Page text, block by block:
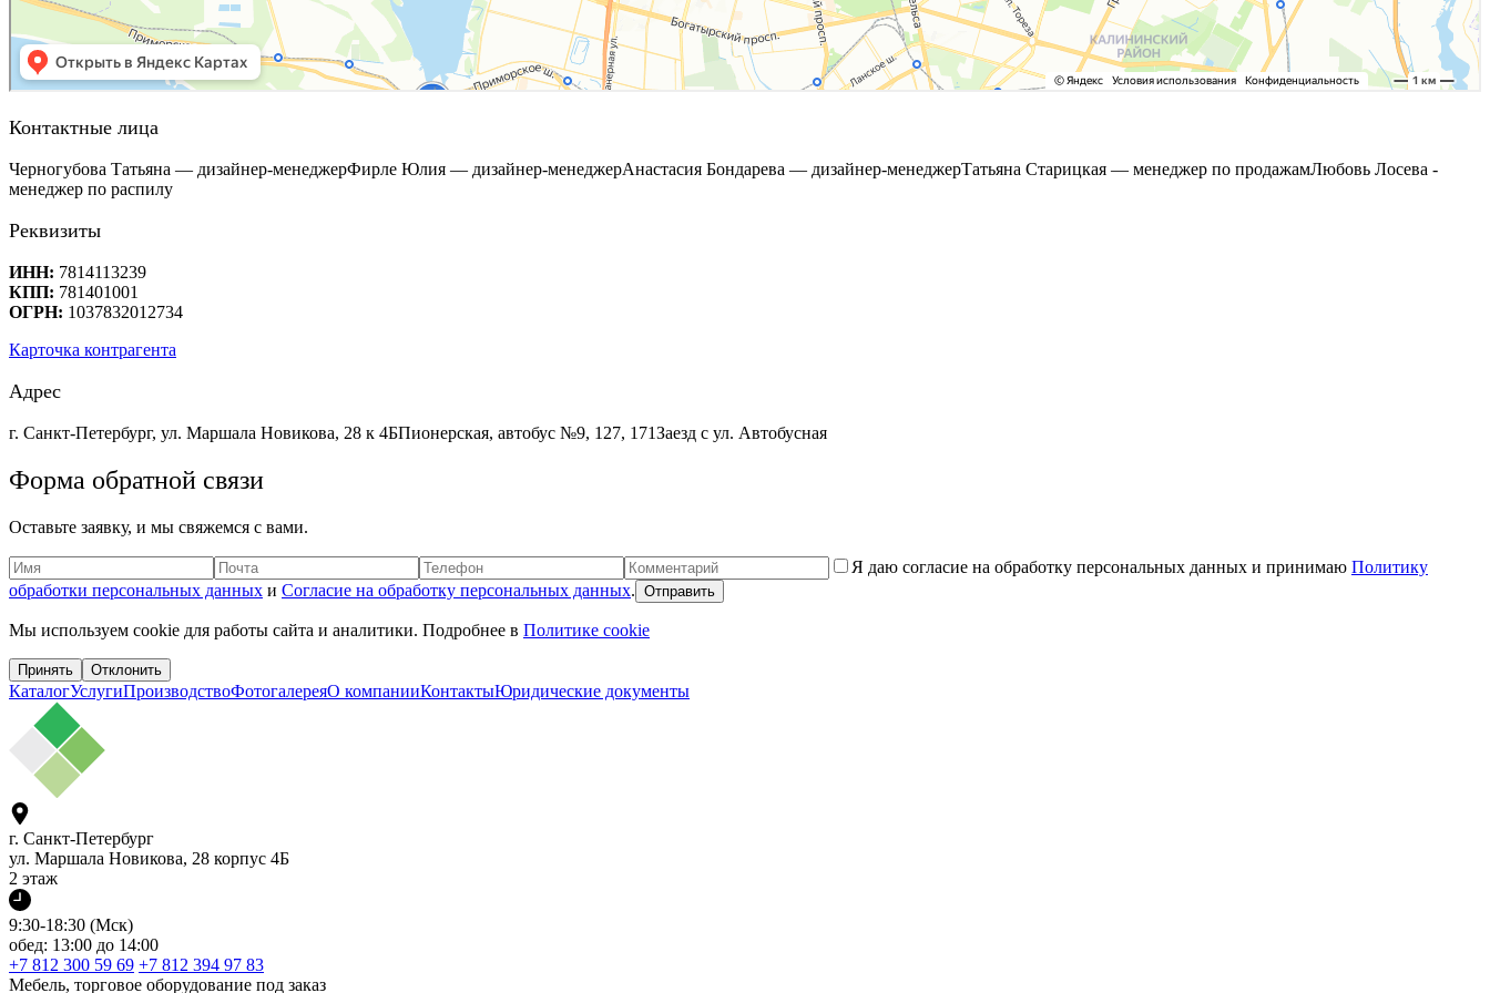
Контактные лица
Черногубова Татьяна — дизайнер-менеджерФирле Юлия — дизайнер-менеджерАнастасия Бондарева — дизайнер-менеджерТатьяна Старицкая — менеджер по продажамЛюбовь Лосева -
менеджер по распилу
Реквизиты
ИНН: 7814113239
КПП: 781401001
ОГРН: 1037832012734
Карточка контрагента
Адрес
г. Санкт-Петербург, ул. Маршала Новикова, 28 к 4БПионерская, автобус №9, 127, 171Заезд с ул. Автобусная
Форма обратной связи
Оставьте заявку, и мы свяжемся с вами.
Я даю согласие на обработку персональных данных и принимаю Политику
обработки персональных данных и Согласие на обработку персональных данных. Отправить
Мы используем cookie для работы сайта и аналитики. Подробнее в Политике cookie
Принять Отклонить
КаталогУслугиПроизводствоФотогалереяО компанииКонтактыЮридические документы
г. Санкт-Петербург
ул. Маршала Новикова, 28 корпус 4Б
2 этаж
9:30-18:30 (Мск)
обед: 13:00 до 14:00
+7 812 300 59 69 +7 812 394 97 83
Мебель, торговое оборудование под заказ